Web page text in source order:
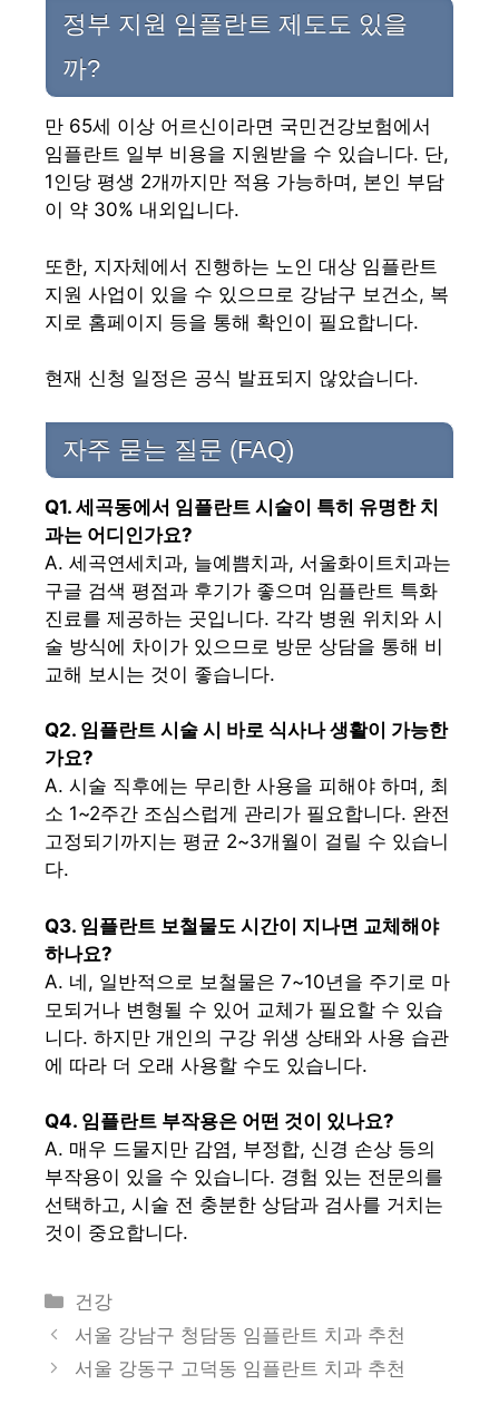
정부 지원 임플란트 제도도 있을
까?
만 65세 이상 어르신이라면 국민건강보험에서
임플란트 일부 비용을 지원받을 수 있습니다. 단,
1인당 평생 2개까지만 적용 가능하며, 본인 부담
이 약 30% 내외입니다.
또한, 지자체에서 진행하는 노인 대상 임플란트
지원 사업이 있을 수 있으므로 강남구 보건소, 복
지로 홈페이지 등을 통해 확인이 필요합니다.
현재 신청 일정은 공식 발표되지 않았습니다.
자주 묻는 질문 (FAQ)
Q1. 세곡동에서 임플란트 시술이 특히 유명한 치
과는 어디인가요?
A. 세곡연세치과, 늘예쁨치과, 서울화이트치과는
구글 검색 평점과 후기가 좋으며 임플란트 특화
진료를 제공하는 곳입니다. 각각 병원 위치와 시
술 방식에 차이가 있으므로 방문 상담을 통해 비
교해 보시는 것이 좋습니다.
Q2. 임플란트 시술 시 바로 식사나 생활이 가능한
가요?
A. 시술 직후에는 무리한 사용을 피해야 하며, 최
소 1~2주간 조심스럽게 관리가 필요합니다. 완전
고정되기까지는 평균 2~3개월이 걸릴 수 있습니
다.
Q3. 임플란트 보철물도 시간이 지나면 교체해야
하나요?
A. 네, 일반적으로 보철물은 7~10년을 주기로 마
모되거나 변형될 수 있어 교체가 필요할 수 있습
니다. 하지만 개인의 구강 위생 상태와 사용 습관
에 따라 더 오래 사용할 수도 있습니다.
Q4. 임플란트 부작용은 어떤 것이 있나요?
A. 매우 드물지만 감염, 부정합, 신경 손상 등의
부작용이 있을 수 있습니다. 경험 있는 전문의를
선택하고, 시술 전 충분한 상담과 검사를 거치는
것이 중요합니다.
카
테
리
건강
서울 강남구 청담동 임플란트 치과 추천
서울 강동구 고덕동 임플란트 치과 추천